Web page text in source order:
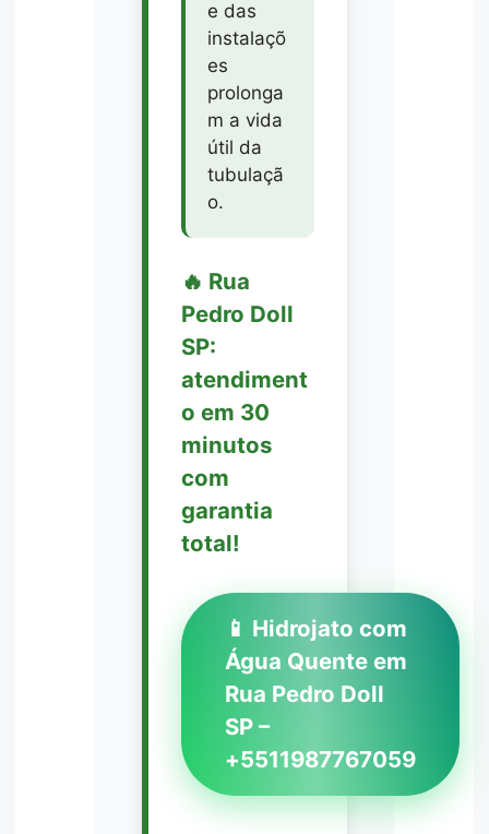
e das
instalaçõ
es
prolonga
m a vida
útil da
tubulaçã
o.
🔥 Rua
Pedro Doll
SP:
atendiment
o em 30
minutos
com
garantia
total!
📱 Hidrojato com
Água Quente em
Rua Pedro Doll
SP –
+5511987767059